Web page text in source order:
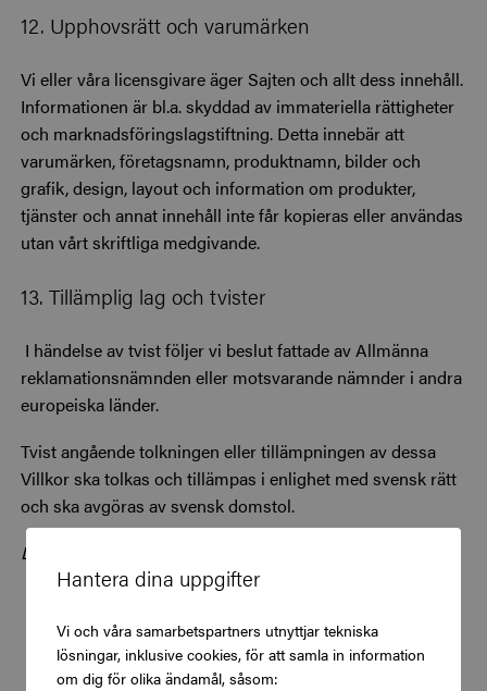
Hantera dina uppgifter
Vi och våra samarbetspartners utnyttjar tekniska
lösningar, inklusive cookies, för att samla in information
om dig för olika ändamål, såsom:
12. Upphovsrätt och varumärken
Vi eller våra licensgivare äger Sajten och allt dess innehåll.
Informationen är bl.a. skyddad av immateriella rättigheter
och marknadsföringslagstiftning. Detta innebär att
varumärken, företagsnamn, produktnamn, bilder och
grafik, design, layout och information om produkter,
tjänster och annat innehåll inte får kopieras eller användas
utan vårt skriftliga medgivande.
13. Tillämplig lag och tvister
I händelse av tvist följer vi beslut fattade av Allmänna
reklamationsnämnden eller motsvarande nämnder i andra
europeiska länder.
Tvist angående tolkningen eller tillämpningen av dessa
Villkor ska tolkas och tillämpas i enlighet med svensk rätt
och ska avgöras av svensk domstol.
Dessa Villkor fastställdes av Awardit CLS AB 2020-05-01.